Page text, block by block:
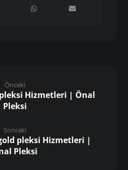
Önceki
Hizmetleri | Önal
Pleksi
Sonraki
pleksi Hizmetleri |
Pleksi